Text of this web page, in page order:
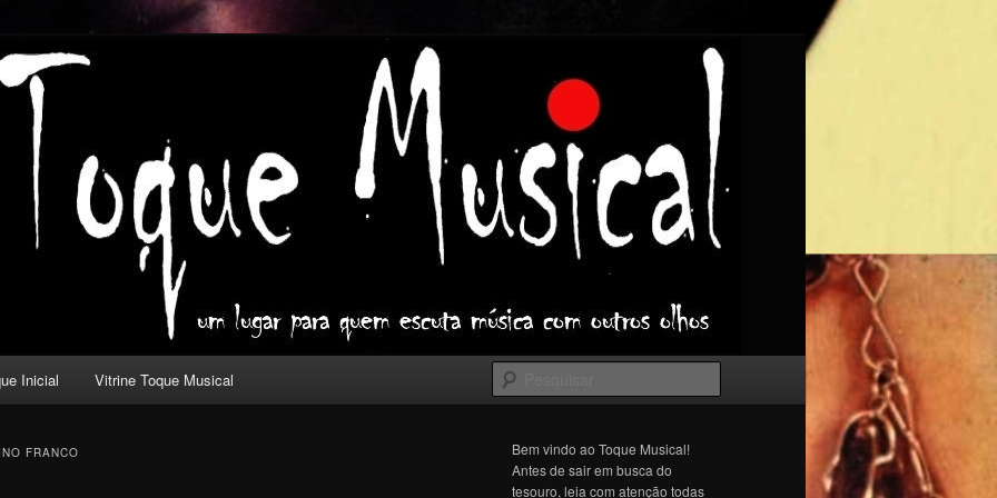
com outros olhos.
Inicial Vitrine Toque Musical
FRANCO
Bem vindo ao Toque Musical!
Antes de sair em busca do
tesouro, leia com atenção todas